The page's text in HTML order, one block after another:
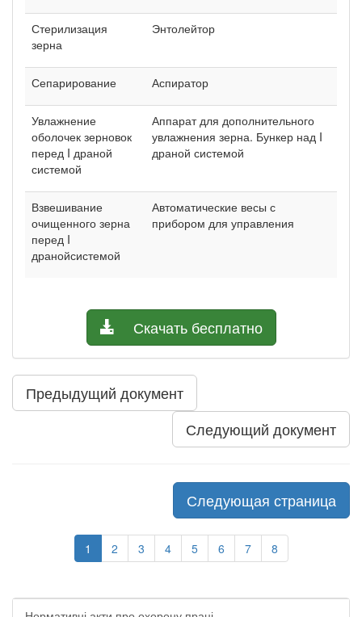
Стерилизация
зерна
Энтолейтор
Сепарирование Аспиратор
Увлажнение
оболочек зерновок
перед I драной
системой
Аппарат для дополнительного
увлажнения зерна. Бункер над I
драной системой
Взвешивание
очищенного зерна
перед I
дранойсистемой
Автоматические весы с
прибором для управления
Скачать бесплатно
Предыдущий документ
Следующий документ
Следующая страница
1 2 3 4 5 6 7 8